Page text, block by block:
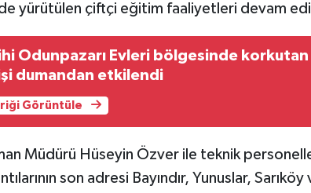
yürütülen çiftçi eğitim faaliyetleri devam
Odunpazarı Evleri bölgesinde korkutan
dumandan etkilendi
Görüntüle
Müdürü Hüseyin Özver ile teknik
son adresi Bayındır, Yunuslar,